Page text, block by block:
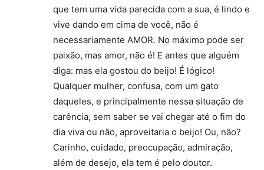
que tem uma vida parecida com a sua, é lindo e
vive dando em cima de você, não é
necessariamente AMOR. No máximo pode ser
paixão, mas amor, não é! E antes que alguém
diga: mas ela gostou do beijo! É lógico!
Qualquer mulher, confusa, com um gato
daqueles, e principalmente nessa situação de
carência, sem saber se vai chegar até o fim do
dia viva ou não, aproveitaria o beijo! Ou, não?
Carinho, cuidado, preocupação, admiração,
além de desejo, ela tem é pelo doutor.